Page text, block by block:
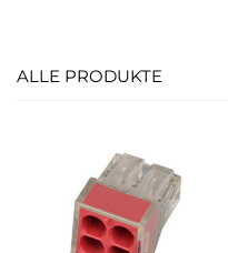
ALLE PRODUKTE